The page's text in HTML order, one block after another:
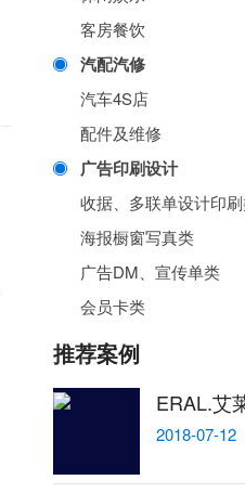
客房餐饮
汽配汽修
汽车4S店
配件及维修
广告印刷设计
收据、多联单设计印
海报橱窗写真类
广告DM、宣传单类
会员卡类
推荐案例
ERAL.艾
2018-07-12